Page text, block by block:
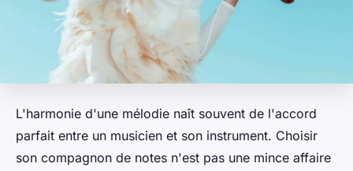
L'harmonie d'une mélodie naît souvent de l'accord
parfait entre un musicien et son instrument. Choisir
son compagnon de notes n'est pas une mince affaire